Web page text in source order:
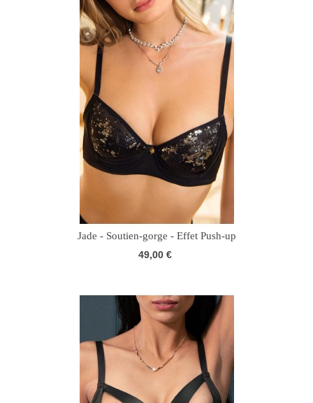
Jade - Soutien-gorge - Effet Push-up
49,00 €